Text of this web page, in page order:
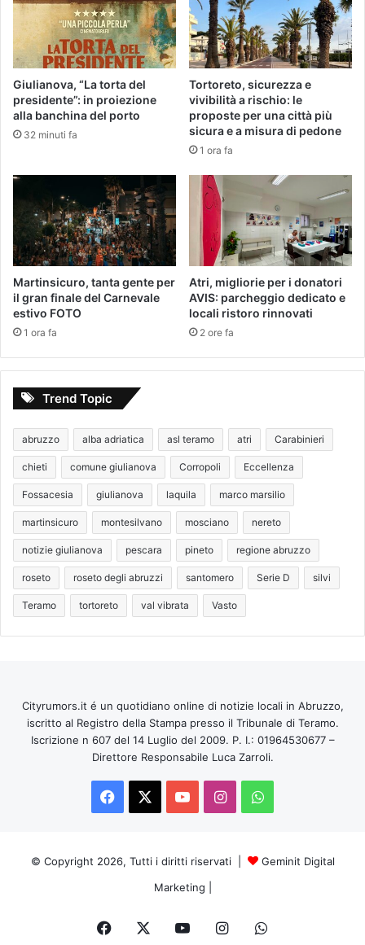
Giulianova, “La torta del
presidente”: in proiezione
alla banchina del porto
32 minuti fa
Tortoreto, sicurezza e
vivibilità a rischio: le
proposte per una città più
sicura e a misura di pedone
1 ora fa
Martinsicuro, tanta gente per
il gran finale del Carnevale
estivo FOTO
1 ora fa
Atri, migliorie per i donatori
AVIS: parcheggio dedicato e
locali ristoro rinnovati
2 ore fa
Trend Topic
abruzzo alba adriatica asl teramo atri Carabinieri
chieti comune giulianova Corropoli Eccellenza
Fossacesia giulianova laquila marco marsilio
martinsicuro montesilvano mosciano nereto
notizie giulianova pescara pineto regione abruzzo
roseto roseto degli abruzzi santomero Serie D silvi
Teramo tortoreto val vibrata Vasto
Cityrumors.it é un quotidiano online di notizie locali in Abruzzo,
iscritto al Registro della Stampa presso il Tribunale di Teramo.
Iscrizione n 607 del 14 Luglio del 2009. P. I.: 01964530677 –
Direttore Responsabile Luca Zarroli.
Facebook
You InstagramWhatsApp
© Copyright 2026, Tutti i diritti riservati |
Geminit Digital
Marketing
Facebook InstagramWhatsApp